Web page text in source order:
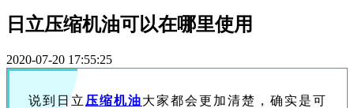
日立压缩机油可以在哪里使用
2020-07-20 17:55:25
说到日立 压缩机油大家都会更加清楚，确实是可